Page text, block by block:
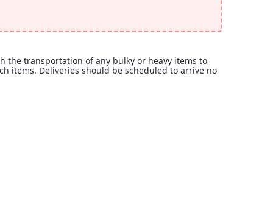
the transportation of any bulky or heavy items to
items. Deliveries should be scheduled to arrive no